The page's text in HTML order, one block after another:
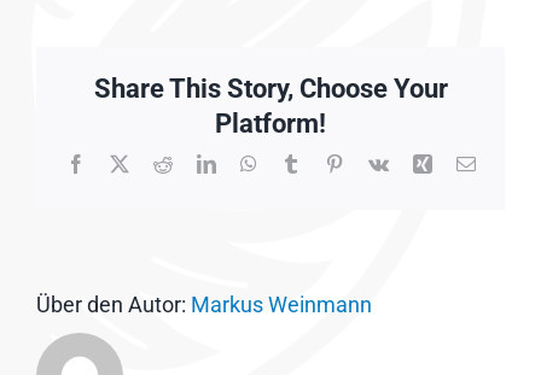
Share This Story, Choose Your
Platform!
Facebook
X RedditLinkedInWhatsApp
TumblrPinterest
Vk Xing E-
Über den Autor: Markus Weinmann